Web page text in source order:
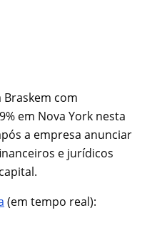
com
em Nova York nesta
a empresa anunciar
e jurídicos
(em tempo real):